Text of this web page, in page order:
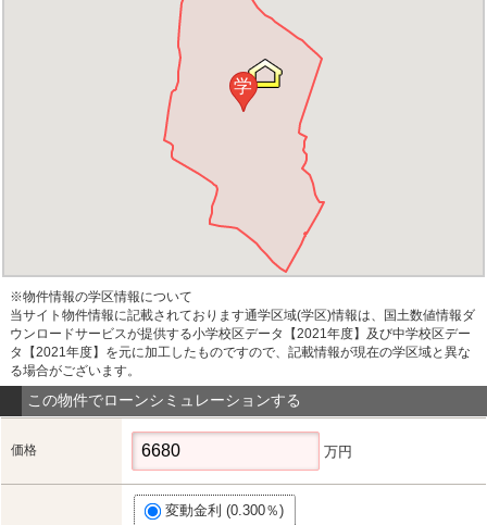
学
※物件情報の学区情報について
当サイト物件情報に記載されております通学区域(学区)情報は、国土数値情報ダ
ウンロードサービスが提供する小学校区データ【2021年度】及び中学校区デー
タ【2021年度】を元に加工したものですので、記載情報が現在の学区域と異な
る場合がございます。
この物件でローンシミュレーションする
価格 万円
変動金利 (0.300％)